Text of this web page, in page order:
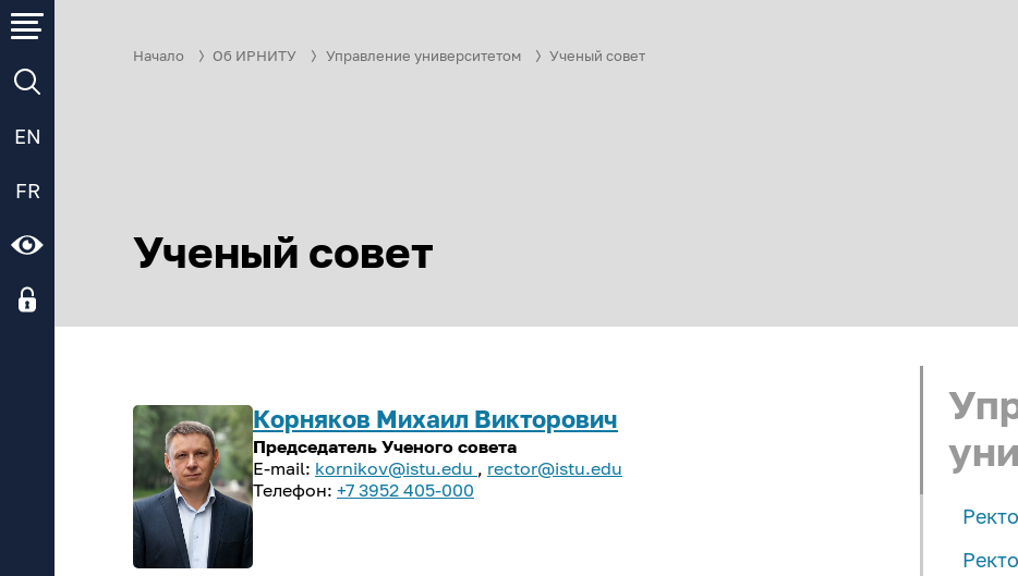
EN
FR
Начало Об ИРНИТУ Управление университетом Ученый совет
Ученый совет
Корняков Михаил Викторович
Председатель Ученого совета
kornikov@istu.edu , rector@istu.edu
+7 3952 405-000